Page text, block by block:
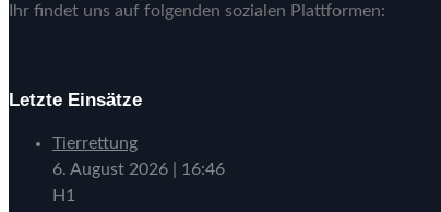
Ihr findet uns auf folgenden sozialen Plattformen:
Letzte Einsätze
Tierrettung
6. August 2026
16:46
H1